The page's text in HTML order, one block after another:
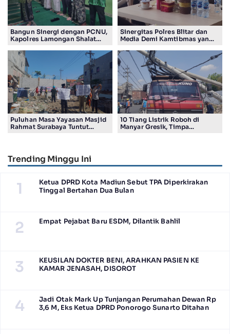
Bangun Sinergi dengan PCNU,
Kapolres Lamongan Shalat
Pengurus
Sinergitas Polres Blitar dan
Media Demi Kamtibmas yang
Puluhan Masa Yayasan Masjid
Rahmat Surabaya Tuntut
10 Tiang Listrik Roboh di
Manyar Gresik, Timpa
Trending Minggu Ini
1
Ketua DPRD Kota Madiun Sebut TPA Diperkirakan
Tinggal Bertahan Dua Bulan
2 Empat Pejabat Baru ESDM, Dilantik Bahlil
3
KEUSILAN DOKTER BENI, ARAHKAN PASIEN KE
KAMAR JENASAH, DISOROT
4
Jadi Otak Mark Up Tunjangan Perumahan Dewan Rp
3,6 M, Eks Ketua DPRD Ponorogo Sunarto Ditahan